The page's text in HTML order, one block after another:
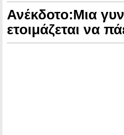
Ανέκδοτο:Mια
ετοιμάζεται να